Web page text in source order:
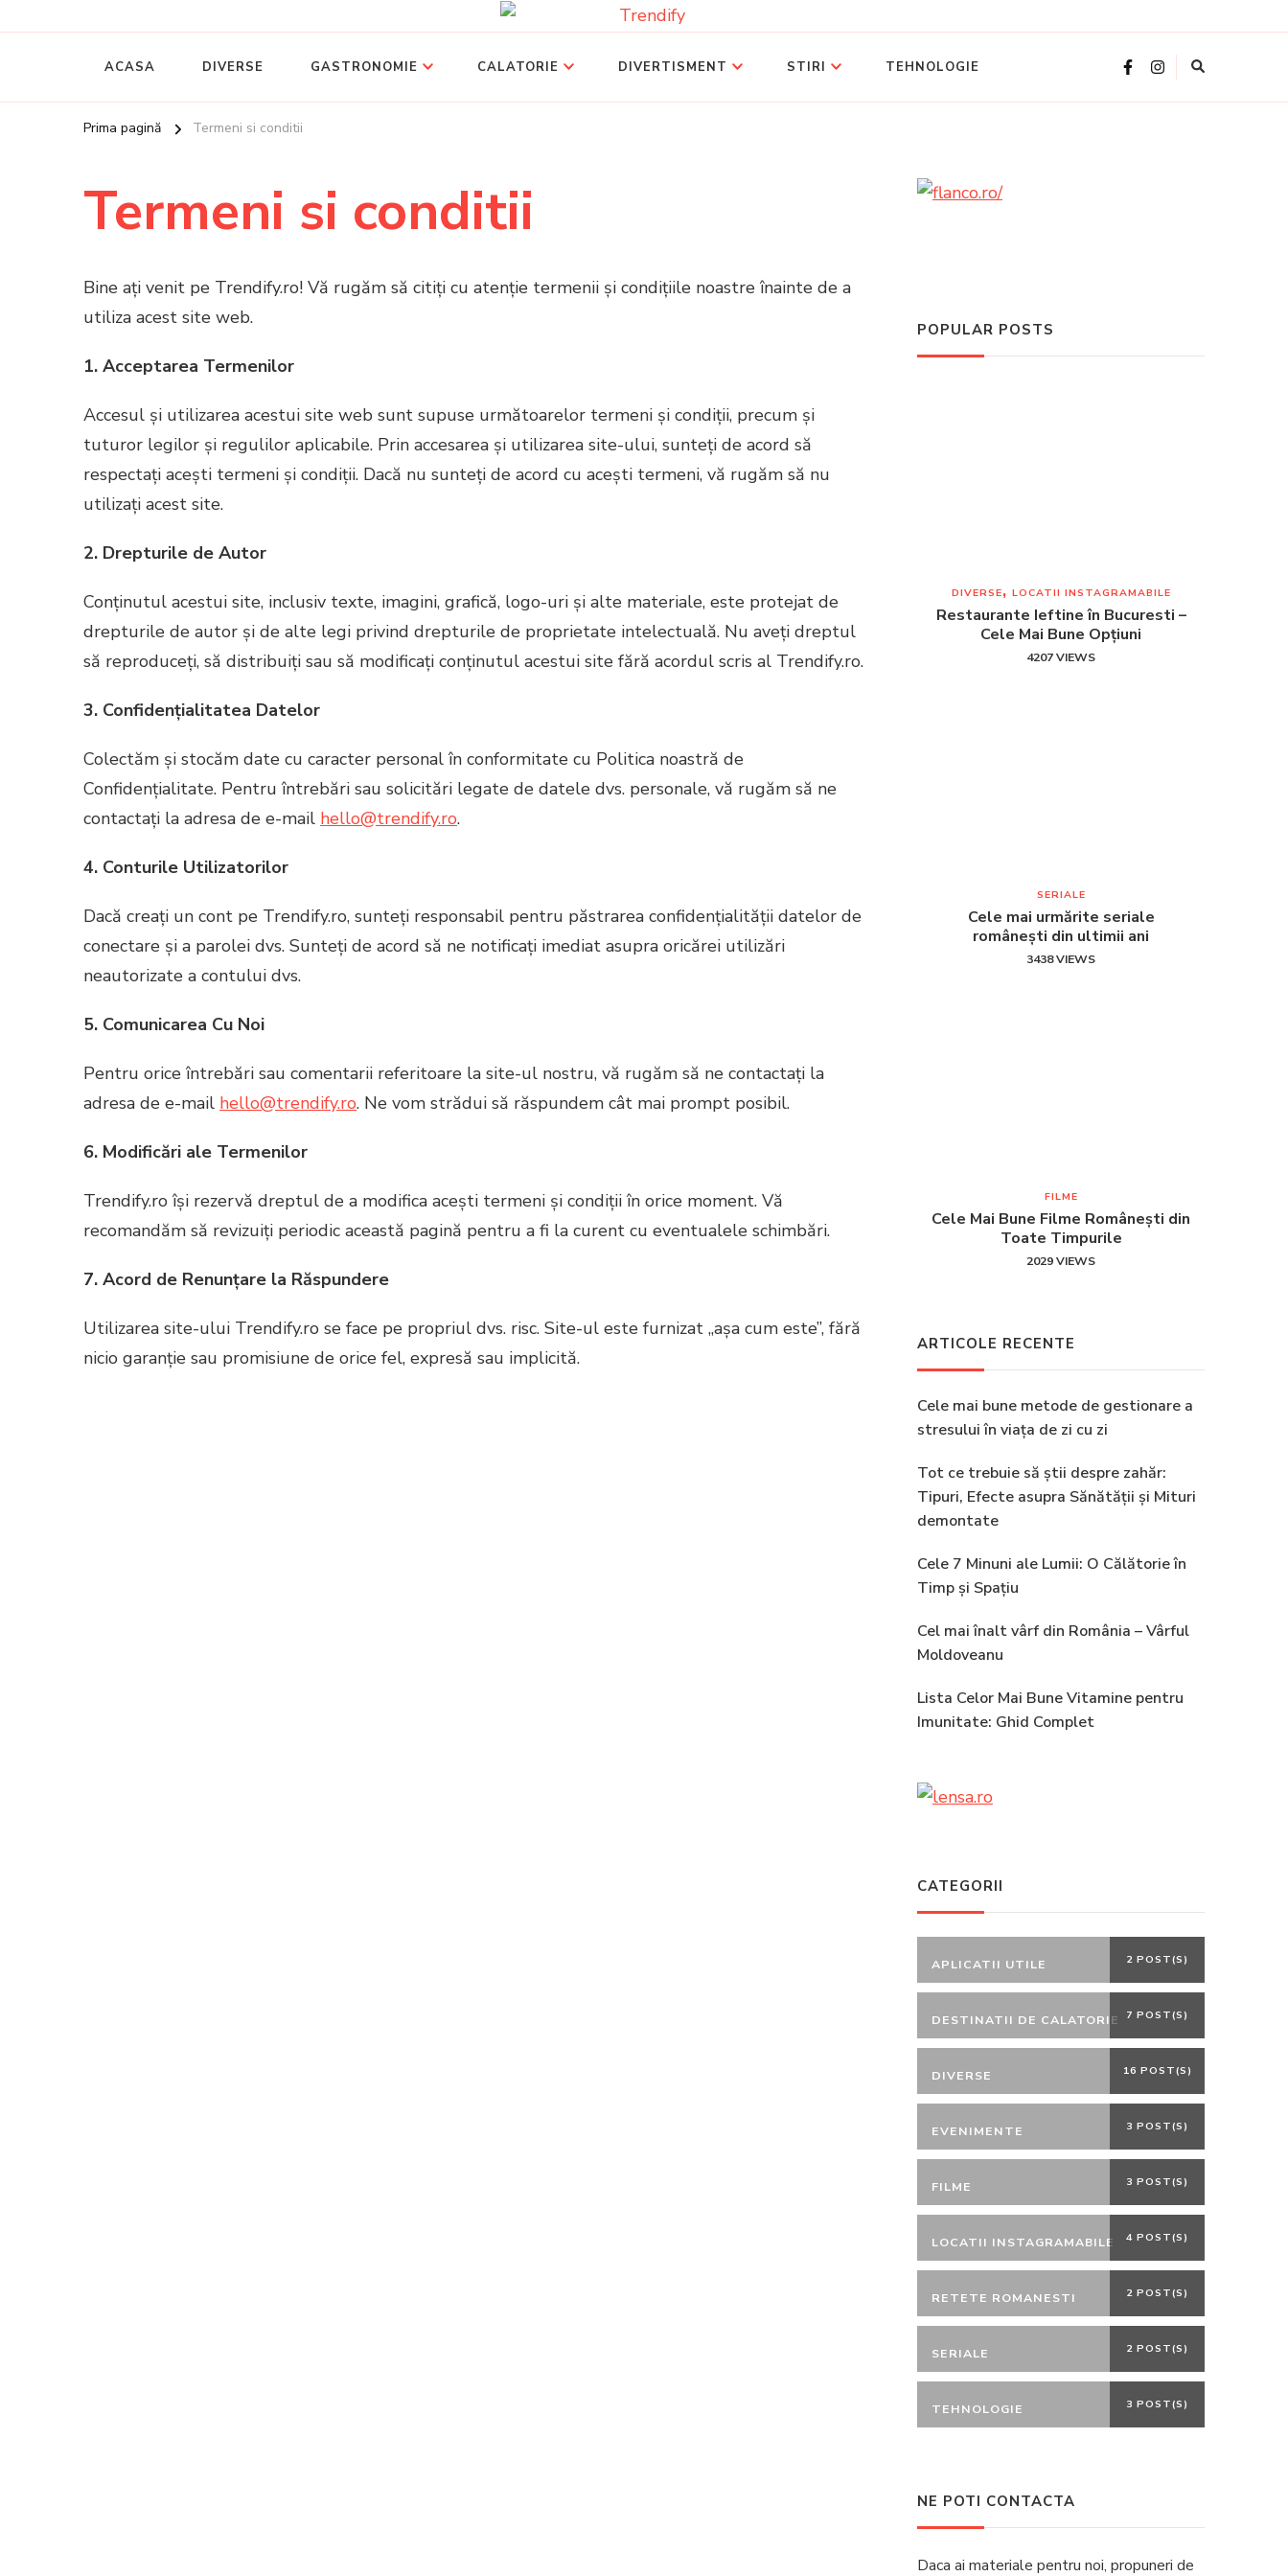
ACASA DIVERSE GASTRONOMIE CALATORIE DIVERTISMENT STIRI TEHNOLOGIE
Prima pagină Termeni si conditii
Termeni si conditii
Bine ați venit pe Trendify.ro! Vă rugăm să citiți cu atenție termenii și condițiile noastre înainte de a
utiliza acest site web.
1. Acceptarea Termenilor
Accesul și utilizarea acestui site web sunt supuse următoarelor termeni și condiții, precum și
tuturor legilor și regulilor aplicabile. Prin accesarea și utilizarea site-ului, sunteți de acord să
respectați acești termeni și condiții. Dacă nu sunteți de acord cu acești termeni, vă rugăm să nu
utilizați acest site.
2. Drepturile de Autor
Conținutul acestui site, inclusiv texte, imagini, grafică, logo-uri și alte materiale, este protejat de
drepturile de autor și de alte legi privind drepturile de proprietate intelectuală. Nu aveți dreptul
să reproduceți, să distribuiți sau să modificați conținutul acestui site fără acordul scris al Trendify.ro.
3. Confidențialitatea Datelor
Colectăm și stocăm date cu caracter personal în conformitate cu Politica noastră de
Confidențialitate. Pentru întrebări sau solicitări legate de datele dvs. personale, vă rugăm să ne
contactați la adresa de e-mail hello@trendify.ro.
4. Conturile Utilizatorilor
Dacă creați un cont pe Trendify.ro, sunteți responsabil pentru păstrarea confidențialității datelor de
conectare și a parolei dvs. Sunteți de acord să ne notificați imediat asupra oricărei utilizări
neautorizate a contului dvs.
5. Comunicarea Cu Noi
Pentru orice întrebări sau comentarii referitoare la site-ul nostru, vă rugăm să ne contactați la
adresa de e-mail hello@trendify.ro. Ne vom strădui să răspundem cât mai prompt posibil.
6. Modificări ale Termenilor
Trendify.ro își rezervă dreptul de a modifica acești termeni și condiții în orice moment. Vă
recomandăm să revizuiți periodic această pagină pentru a fi la curent cu eventualele schimbări.
7. Acord de Renunțare la Răspundere
Utilizarea site-ului Trendify.ro se face pe propriul dvs. risc. Site-ul este furnizat „așa cum este”, fără
nicio garanție sau promisiune de orice fel, expresă sau implicită.
POPULAR POSTS
DIVERSE LOCATII INSTAGRAMABILE
Restaurante Ieftine în Bucuresti –
Cele Mai Bune Opțiuni
4207 VIEWS
SERIALE
Cele mai urmărite seriale
românești din ultimii ani
3438 VIEWS
FILME
Cele Mai Bune Filme Românești din
Toate Timpurile
2029 VIEWS
ARTICOLE RECENTE
Cele mai bune metode de gestionare a
stresului în viața de zi cu zi
Tot ce trebuie să știi despre zahăr:
Tipuri, Efecte asupra Sănătății și Mituri
demontate
Cele 7 Minuni ale Lumii: O Călătorie în
Timp și Spațiu
Cel mai înalt vârf din România – Vârful
Moldoveanu
Lista Celor Mai Bune Vitamine pentru
Imunitate: Ghid Complet
CATEGORII
APLICATII UTILE 2 POST(S)
DESTINATII DE CALATORIE 7 POST(S)
DIVERSE 16 POST(S)
EVENIMENTE 3 POST(S)
FILME 3 POST(S)
LOCATII INSTAGRAMABILE 4 POST(S)
RETETE ROMANESTI 2 POST(S)
SERIALE 2 POST(S)
TEHNOLOGIE 3 POST(S)
NE POTI CONTACTA
Daca ai materiale pentru noi, propuneri de